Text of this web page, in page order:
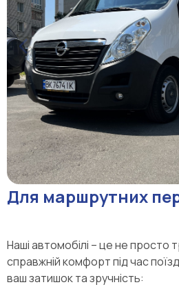
Для маршрутних
Наші автомобілі – це не просто
справжній комфорт під час
ваш затишок та зручність: